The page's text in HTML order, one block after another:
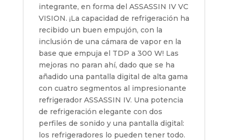
integrante, en forma del ASSASSIN IV VC
VISION. ¡La capacidad de refrigeración ha
recibido un buen empujón, con la
inclusión de una cámara de vapor en la
base que empuja el TDP a 300 W! Las
mejoras no paran ahí, dado que se ha
añadido una pantalla digital de alta gama
con cuatro segmentos al impresionante
refrigerador ASSASSIN IV. Una potencia
de refrigeración elegante con dos
perfiles de sonido y una pantalla digital:
los refrigeradores lo pueden tener todo.